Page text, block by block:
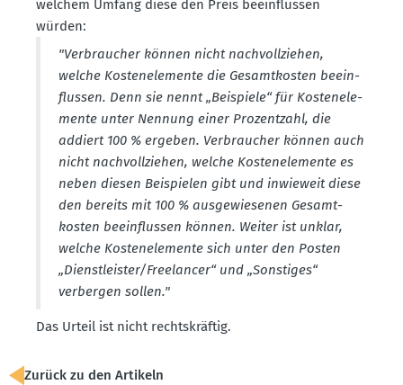
welchem Umfang diese den Preis beein­flussen
würden:
"Verbraucher können nicht nachvoll­ziehen,
welche Kosten­ele­mente die Gesamt­kosten beein­
flussen. Denn sie nennt „Beispiele“ für Kosten­ele­
mente unter Nennung einer Prozentzahl, die
addiert 100 % ergeben. Verbraucher können auch
nicht nachvoll­ziehen, welche Kosten­ele­mente es
neben diesen Beispielen gibt und inwieweit diese
den bereits mit 100 % ausge­wie­senen Gesamt­
kosten beein­flussen können. Weiter ist unklar,
welche Kosten­ele­mente sich unter den Posten
„Dienst­leister/Freelancer“ und „Sonstiges“
verbergen sollen."
Das Urteil ist nicht rechts­kräftig.
Zurück zu den Artikeln